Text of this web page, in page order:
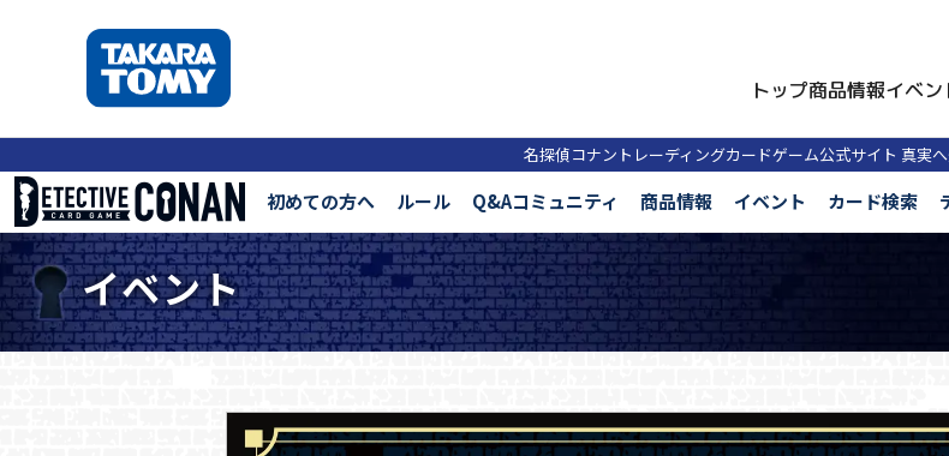
トップ商品情報イベン
名探偵コナントレーディングカードゲーム公式サイト 真実
初めての方へ ルール Q&Aコミュニティ 商品情報 イベント カード検索
イベント